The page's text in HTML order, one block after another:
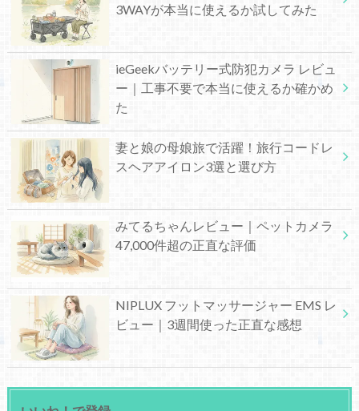
3WAYが本当に使えるか試してみた
ieGeekバッテリー式防犯カメラ レビュ
ー｜工事不要で本当に使えるか確かめ
た
妻と娘の母娘旅で活躍！旅行コードレ
スヘアアイロン3選と選び方
みてるちゃんレビュー｜ペットカメラ
47,000件超の正直な評価
NIPLUX フットマッサージャー EMS レ
ビュー｜3週間使った正直な感想